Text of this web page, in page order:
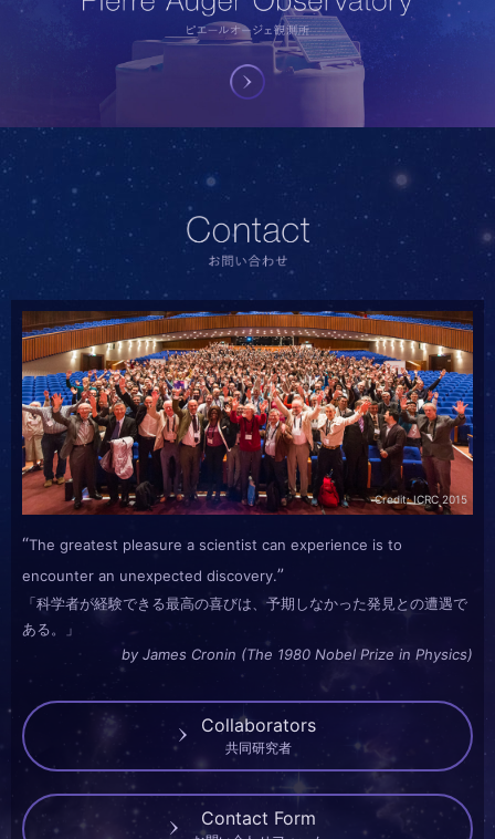
Telescope Array Experiment テレスコープアレイ実験
Pierre Auger Observatory ピエールオージェ観測所
お問い合
わせ
Credit: ICRC 2015
The greatest pleasure a scientist can experience is to
encounter an unexpected discovery.
「科学者が経験できる最高の喜びは、予期しなかった発見との遭遇で
ある。」
by James Cronin (The 1980 Nobel Prize in Physics)
Collaborators
共同研究者
Contact Form